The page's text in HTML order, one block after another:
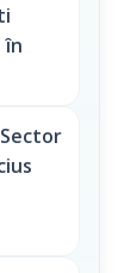
în
Sector